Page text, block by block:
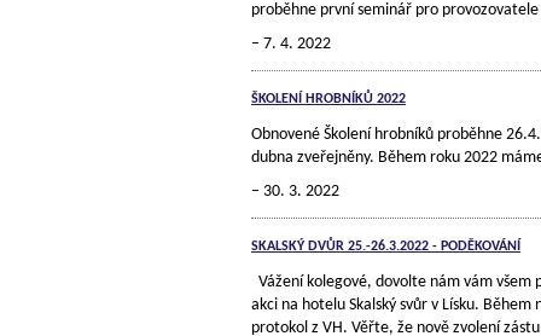
proběhne první seminář pro
7. 4. 2022
ŠKOLENÍ HROBNÍKŮ 2022
Obnovené Školení hrobníků proběhne
dubna zveřejněny. Během roku 2022
30. 3. 2022
SKALSKÝ DVŮR 25.-26.3.2022 - PODĚKOVÁNÍ
Vážení kolegové, dovolte nám vám
akci na hotelu Skalský svůr v Lísku.
protokol z VH. Věřte, že nově zvolení